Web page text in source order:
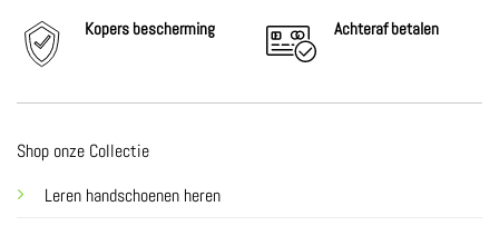
Kopers bescherming Achterafbetalen
Shop onze Collectie
Leren handschoenen heren